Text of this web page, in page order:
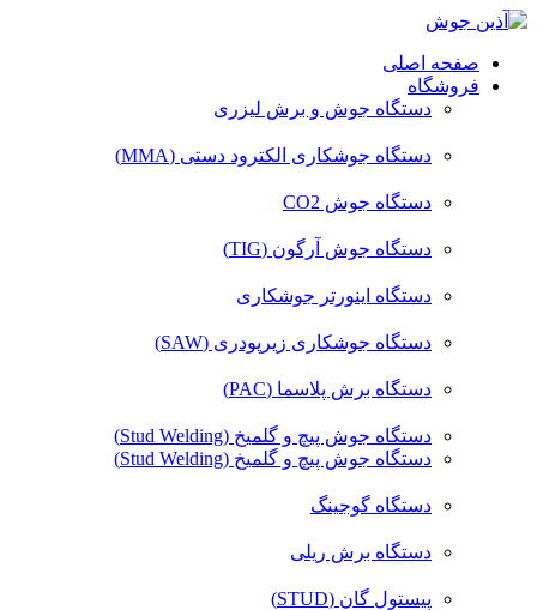
صفحه اصلی
فروشگاه
دستگاه جوش و برش لیزری
دستگاه جوشکاری الکترود دستی (MMA)
دستگاه جوش CO2
دستگاه جوش آرگون (TIG)
دستگاه اینورتر جوشکاری
دستگاه جوشکاری زیرپودری (SAW)
دستگاه برش پلاسما (PAC)
دستگاه جوش پیچ و گلمیخ (Stud Welding)
دستگاه جوش پیچ و گلمیخ (Stud Welding)
دستگاه گوجینگ
دستگاه برش ریلی
پیستول گان (STUD)